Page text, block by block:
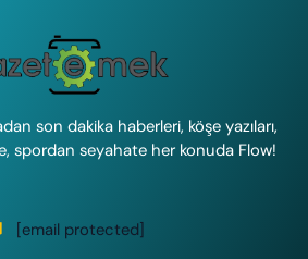
son dakika haberleri, köşe yazıları,
spordan seyahate her konuda Flow!
[email protected]